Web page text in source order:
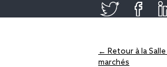
← Retour à la Salle
marchés